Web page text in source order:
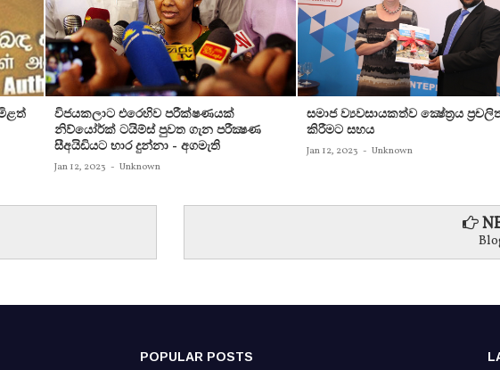
විජයකලාට එරෙහිව පරීක්‌ෂණයක්‌
නිව්යෝර්ක්‌ ටයිම්ස්‌ පුවත ගැන පරීක්‍ෂණ
සීඅයිඩියට භාර දුන්නා - අගමැති
Jan 12, 2023 - Unknown
සමාජ ව්‍යවසායකත්ව ක්‍ෂේත්‍රය
කිරීමට සහය
Jan 12, 2023 - Unknown
POPULAR POSTS